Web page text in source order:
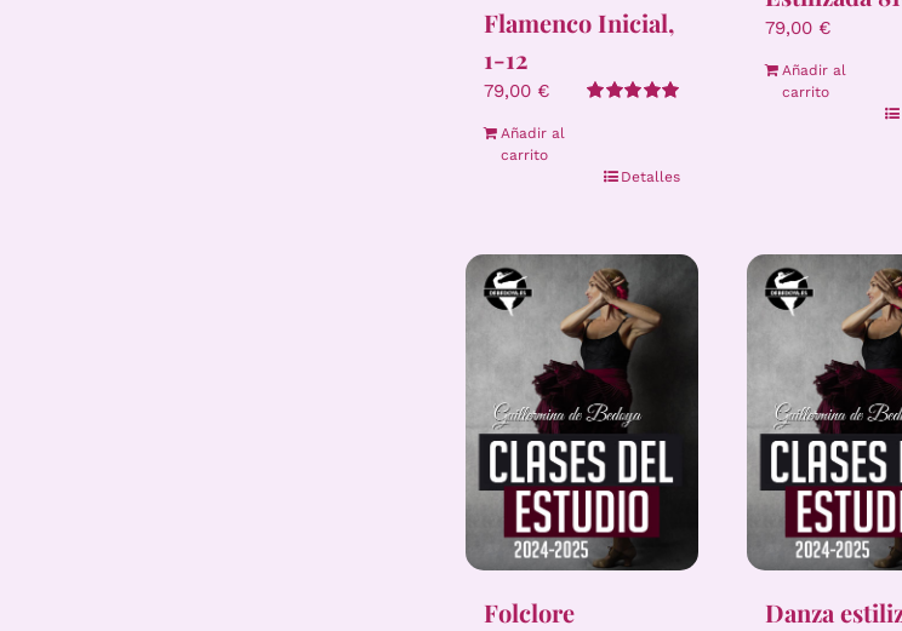
Flamenco Inicial,
1-12
79,00 €
Añadir al
carrito
Detalles
79,00 €
Añadir al
carrito
Folclore
Danza